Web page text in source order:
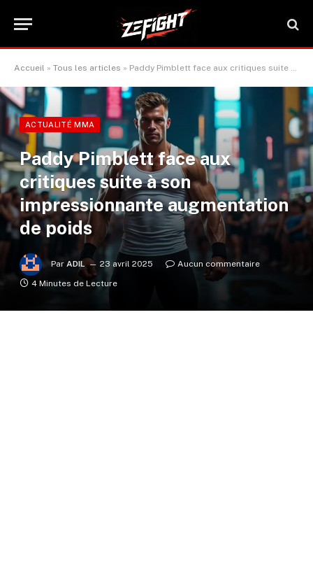
Accueil » Tous les articles » Paddy Pimblett face aux critiques suite à son impressionnante augmentation de poids
ACTUALITÉ MMA
Paddy Pimblett face aux
critiques suite à son
impressionnante augmentation
de poids
Par ADIL 23 avril 2025
Aucun commentaire
4 Minutes de Lecture